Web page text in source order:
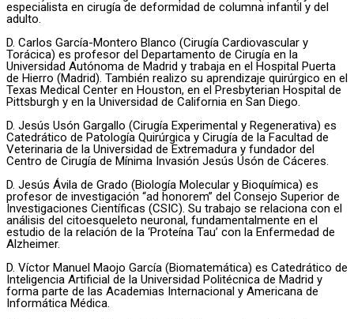
especialista en cirugía de deformidad de columna infantil y del
adulto.
D. Carlos García-Montero Blanco (Cirugía Cardiovascular y
Torácica) es profesor del Departamento de Cirugía en la
Universidad Autónoma de Madrid y trabaja en el Hospital Puerta
de Hierro (Madrid). También realizo su aprendizaje quirúrgico en el
Texas Medical Center en Houston, en el Presbyterian Hospital de
Pittsburgh y en la Universidad de California en San Diego.
D. Jesús Usón Gargallo (Cirugía Experimental y Regenerativa) es
Catedrático de Patología Quirúrgica y Cirugía de la Facultad de
Veterinaria de la Universidad de Extremadura y fundador del
Centro de Cirugía de Mínima Invasión Jesús Usón de Cáceres.
D. Jesús Ávila de Grado (Biología Molecular y Bioquímica) es
profesor de investigación “ad honorem” del Consejo Superior de
Investigaciones Científicas (CSIC). Su trabajo se relaciona con el
análisis del citoesqueleto neuronal, fundamentalmente en el
estudio de la relación de la ‘Proteína Tau’ con la Enfermedad de
Alzheimer.
D. Víctor Manuel Maojo García (Biomatemática) es Catedrático de
Inteligencia Artificial de la Universidad Politécnica de Madrid y
forma parte de las Academias Internacional y Americana de
Informática Médica.